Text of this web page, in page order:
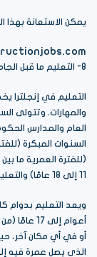
يمكن الاستعانة بهذا
8- التعليم ما قبل الجامعة والتعليم الجامعي
التعليم في إنجلترا
العام والمدارس
11 إلى 18 عامًا) والتعليم العالي (للفترة العمرية الأكبر من 18 عامًا).
أو في أي مكان آخر،